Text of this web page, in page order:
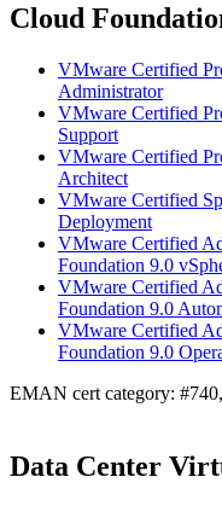
Cloud
VMware Certified
Administrator
VMware Certified
Support
VMware Certified
Architect
VMware Certified
Deployment
VMware Certified
Foundation 9.0
VMware Certified
Foundation 9.0
VMware Certified
Foundation 9.0
EMAN cert category:
Data Center